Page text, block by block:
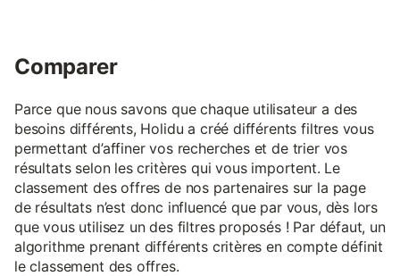
Comparer
Parce que nous savons que chaque utilisateur a des
besoins différents, Holidu a créé différents filtres vous
permettant d’affiner vos recherches et de trier vos
résultats selon les critères qui vous importent. Le
classement des offres de nos partenaires sur la page
de résultats n’est donc influencé que par vous, dès lors
que vous utilisez un des filtres proposés ! Par défaut, un
algorithme prenant différents critères en compte définit
le classement des offres.